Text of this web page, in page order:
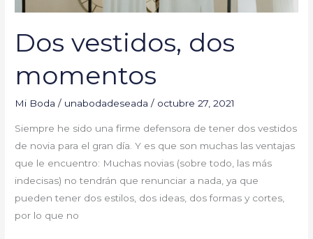
Dos vestidos, dos
momentos
Mi Boda / unabodadeseada/ octubre 27, 2021
Siempre he sido una firme defensora de tener dos vestidos
de novia para el gran día. Y es que son muchas las ventajas
que le encuentro: Muchas novias (sobre todo, las más
indecisas) no tendrán que renunciar a nada, ya que
pueden tener dos estilos, dos ideas, dos formas y cortes,
por lo que no